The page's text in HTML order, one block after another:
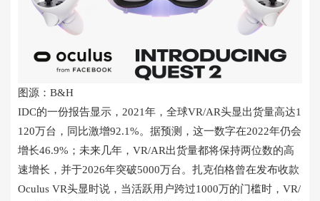
图源：B&H
IDC的一份报告显示，2021年，全球VR/AR头显出货量高达1
120万台，同比激增92.1%。据预测，这一数字在2022年仍会
增长46.9%；未来几年，VR/AR出货量都将保持两位数的高
速增长，并于2026年突破5000万台。扎克伯格曾在发布收款
Oculus VR头显时说，当活跃用户跨过1000万的门槛时，VR/